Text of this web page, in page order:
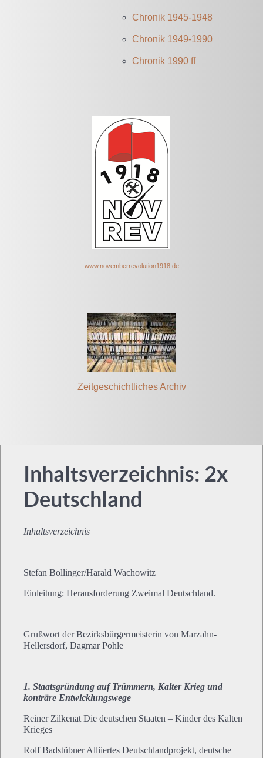
Chronik 1945-1948
Chronik 1949-1990
Chronik 1990 ff
www.novemberrevolution1918.de
Zeitgeschichtliches Archiv
Inhaltsverzeichnis: 2x
Deutschland
Inhaltsverzeichnis
Stefan Bollinger/Harald Wachowitz
Einleitung: Herausforderung Zweimal Deutschland.
Grußwort der Bezirksbürgermeisterin von Marzahn-
Hellersdorf, Dagmar Pohle
1. Staatsgründung auf Trümmern, Kalter Krieg und
konträre Entwicklungswege
Reiner Zilkenat Die deutschen Staaten – Kinder des Kalten
Krieges
Rolf Badstübner Alliiertes Deutschlandprojekt, deutsche